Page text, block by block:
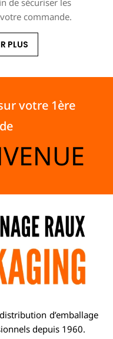
de sécuriser les
commande.
PLUS
votre 1ère
d’emballage
depuis 1960.